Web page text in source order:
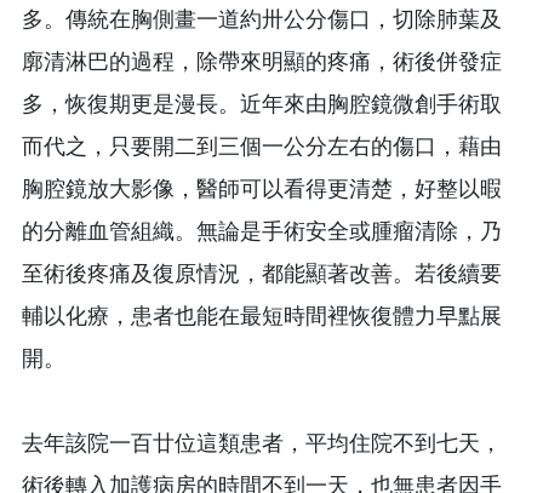
多。傳統在胸側畫一道約卅公分傷口，切除肺葉及
廓清淋巴的過程，除帶來明顯的疼痛，術後併發症
多，恢復期更是漫長。近年來由胸腔鏡微創手術取
而代之，只要開二到三個一公分左右的傷口，藉由
胸腔鏡放大影像，醫師可以看得更清楚，好整以暇
的分離血管組織。無論是手術安全或腫瘤清除，乃
至術後疼痛及復原情況，都能顯著改善。若後續要
輔以化療，患者也能在最短時間裡恢復體力早點展
開。
去年該院一百廿位這類患者，平均住院不到七天，
術後轉入加護病房的時間不到一天，也無患者因手